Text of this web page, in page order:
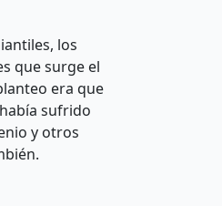
los
que surge el
era que
sufrido
y otros